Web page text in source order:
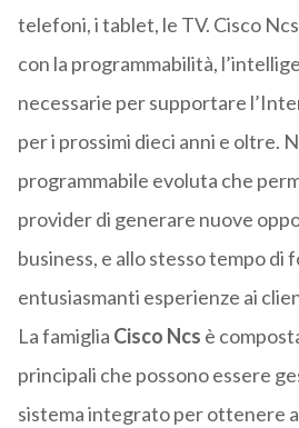
telefoni, i tablet, le TV. Cisco
con la programmabilità,
necessarie per supportare
per i prossimi dieci anni e oltre.
programmabile evoluta che
provider di generare nuove
business, e allo stesso tempo di
entusiasmanti esperienze ai
La famiglia Cisco Ncs è
principali che possono essere
sistema integrato per ottenere